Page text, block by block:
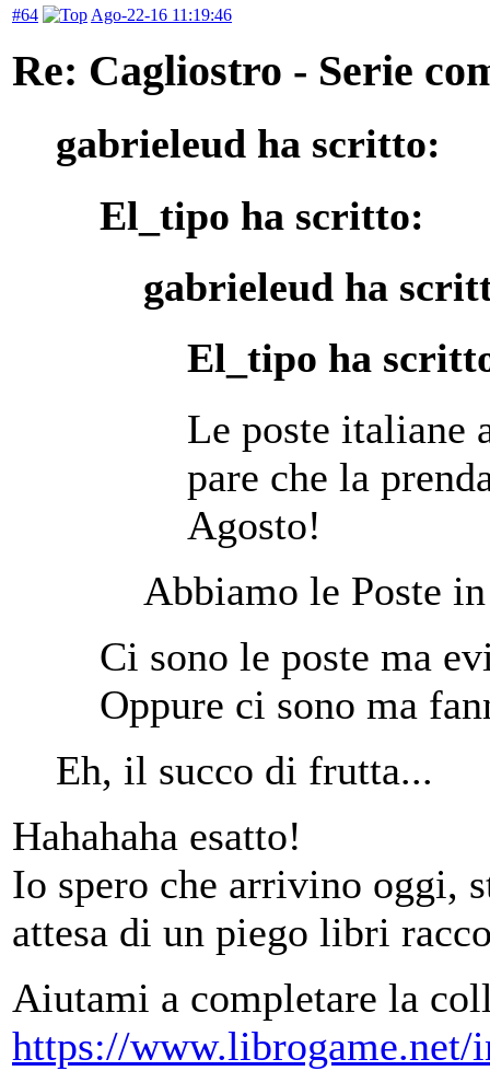
#64 Ago-22-16 11:19:46
Re: Cagliostro - Serie
gabrieleud ha scritto:
El_tipo ha scritto:
gabrieleud ha
El_tipo ha
Le poste italiane
pare che la
Agosto!
Abbiamo le Poste
Ci sono le poste ma
Oppure ci sono ma
Eh, il succo di frutta...
Hahahaha esatto!
Io spero che arrivino oggi,
attesa di un piego libri
Aiutami a completare la
https://